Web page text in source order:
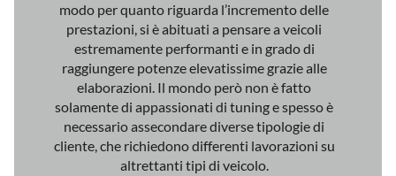
modo per quanto riguarda l’incremento delle
prestazioni, si è abituati a pensare a veicoli
estremamente performanti e in grado di
raggiungere potenze elevatissime grazie alle
elaborazioni. Il mondo però non è fatto
solamente di appassionati di tuning e spesso è
necessario assecondare diverse tipologie di
cliente, che richiedono differenti lavorazioni su
altrettanti tipi di veicolo.